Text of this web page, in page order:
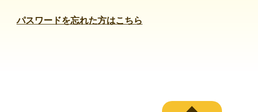
パスワードを忘れた方はこちら